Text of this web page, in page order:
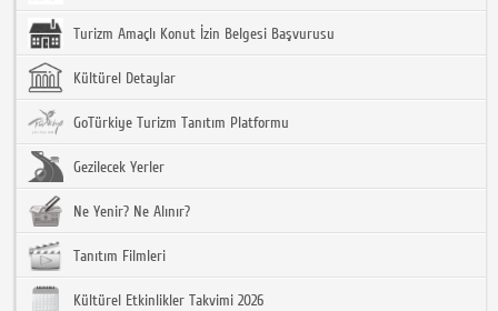
Turizm Amaçlı Konut İzin Belgesi Başvurusu
Kültürel Detaylar
GoTürkiye Turizm Tanıtım Platformu
Gezilecek Yerler
Ne Yenir? Ne Alınır?
Tanıtım Filmleri
Kültürel Etkinlikler Takvimi 2026